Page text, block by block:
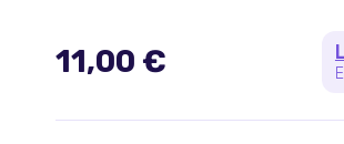
11,00 €